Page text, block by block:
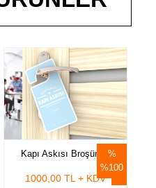
%100
Kapı Askısı Broşürleri
1000,00 TL + KDV